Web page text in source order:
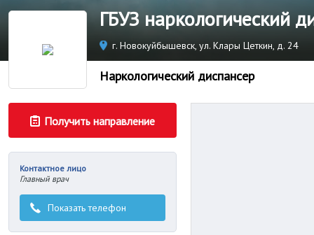
ГБУЗ наркологический
г. Новокуйбышевск, ул. Клары Цеткин, д. 24
Наркологический диспансер
Получить направление
Контактное лицо
Главный врач
Показать телефон